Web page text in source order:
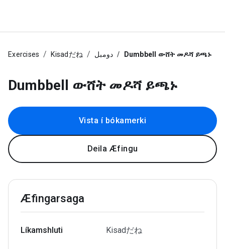
Exercises Kisadだね دومبل Dumbbell ውሸት መዶሻ ይጫኑ
Dumbbell ውሸት መዶሻ ይጫኑ
Vista í bókamerki
Deila Æfingu
Æfingarsaga
Líkamshluti Kisadだね